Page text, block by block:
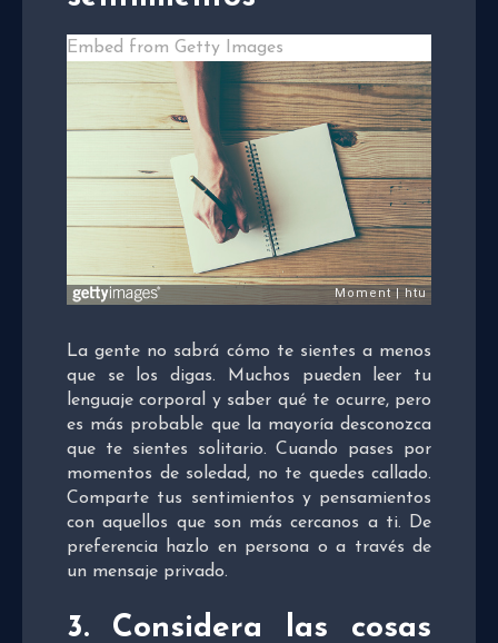
Embed from Getty Images
La gente no sabrá cómo te sientes a menos
que se los digas. Muchos pueden leer tu
lenguaje corporal y saber qué te ocurre, pero
es más probable que la mayoría desconozca
que te sientes solitario. Cuando pases por
momentos de soledad, no te quedes callado.
Comparte tus sentimientos y pensamientos
con aquellos que son más cercanos a ti. De
preferencia hazlo en persona o a través de
un mensaje privado.
3. Considera las cosas